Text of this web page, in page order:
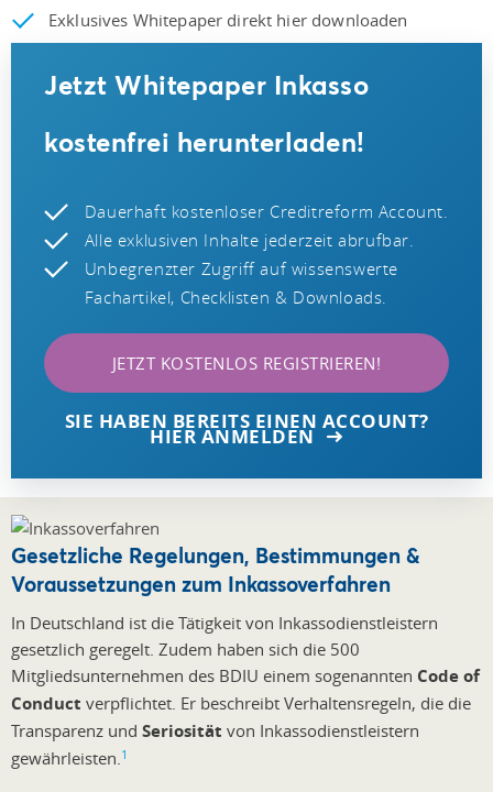
Exklusives Whitepaper direkt hier downloaden
Jetzt Whitepaper Inkasso
kostenfrei herunterladen!
Dauerhaft kostenloser Creditreform Account.
Alle exklusiven Inhalte jederzeit abrufbar.
Unbegrenzter Zugriff auf wissenswerte
Fachartikel, Checklisten & Downloads.
JETZT KOSTENLOS REGISTRIEREN!
SIE HABEN BEREITS EINEN ACCOUNT?
HIER ANMELDEN
Gesetzliche Regelungen, Bestimmungen &
Voraussetzungen zum Inkassoverfahren
In Deutschland ist die Tätigkeit von Inkassodienstleistern
gesetzlich geregelt. Zudem haben sich die 500
Mitgliedsunternehmen des BDIU einem sogenannten Code of
Conduct verpflichtet. Er beschreibt Verhaltensregeln, die die
Transparenz und Seriosität von Inkassodienstleistern
gewährleisten.1